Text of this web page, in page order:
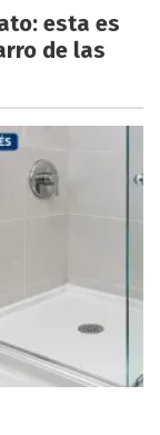
esta es
de las